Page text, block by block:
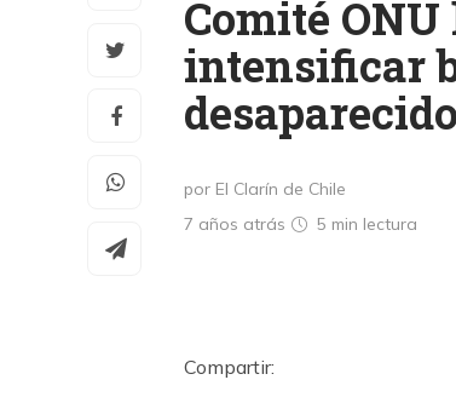
Comité
intensificar
por El Clarín de Chile
7 años atrás
5 min lectura
Compartir: